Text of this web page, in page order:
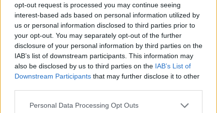
opt-out request is processed you may continue seeing
interest-based ads based on personal information utilized by
us or personal information disclosed to third parties prior to
your opt-out. You may separately opt-out of the further
disclosure of your personal information by third parties on the
IAB’s list of downstream participants. This information may
also be disclosed by us to third parties on the IAB’s List of
Downstream Participants that may further disclose it to other
Personal Data Processing Opt Outs
Kainų pasiutpolkė tęsiasi:
štai, kiek pirmadienį brango
degalai
Prieš
nebuvo
2025 m. rugsėjo 4 d. jis Lietuvoje pateko į